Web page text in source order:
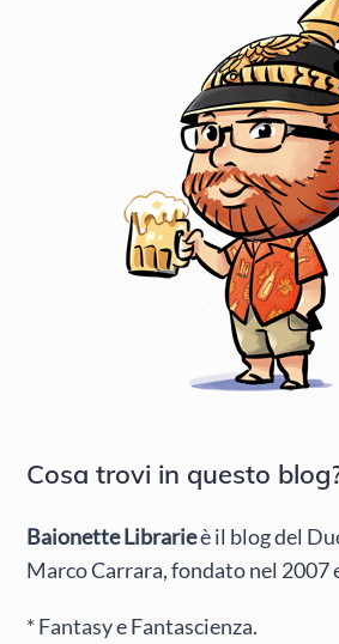
Cosa trovi in questo
Baionette Librarieè il blog del
Marco Carrara, fondato nel 2007
* Fantasy e Fantascienza.